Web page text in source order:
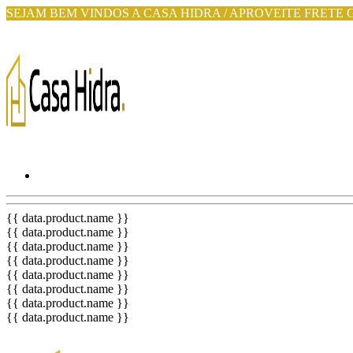
SEJAM BEM VINDOS A CASA HIDRA / APROVEITE FRETE
{{ data.product.name }}
{{ data.product.name }}
{{ data.product.name }}
{{ data.product.name }}
{{ data.product.name }}
{{ data.product.name }}
{{ data.product.name }}
{{ data.product.name }}